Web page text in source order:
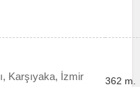
Karşıyaka, İzmir 362 m.